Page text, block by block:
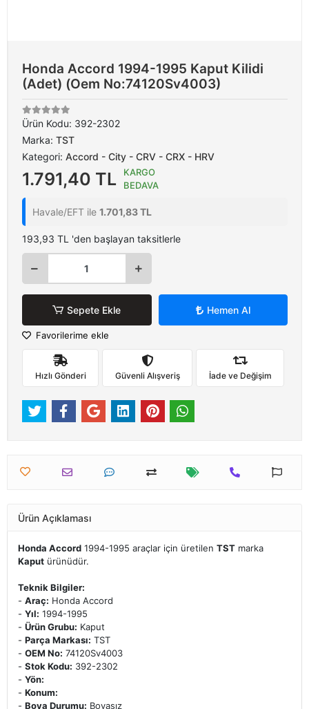
Honda Accord 1994-1995 Kaput Kilidi
(Adet) (Oem No:74120Sv4003)
Ürün Kodu: 392-2302
Marka: TST
Kategori: Accord - City - CRV - CRX - HRV
1.791,40 TL
KARGO
BEDAVA
Havale/EFT ile 1.701,83 TL
193,93 TL 'den başlayan taksitlerle
Sepete Ekle Hemen Al
Favorilerime ekle
Hızlı Gönderi Güvenli Alışveriş İade ve Değişim
Ürün Açıklaması
Honda Accord 1994-1995 araçlar için üretilen TST marka
Kaput ürünüdür.
Teknik Bilgiler:
- Araç: Honda Accord
- Yıl: 1994-1995
- Ürün Grubu: Kaput
- Parça Markası: TST
- OEM No: 74120Sv4003
- Stok Kodu: 392-2302
- Yön:
- Konum:
- Boya Durumu: Boyasız